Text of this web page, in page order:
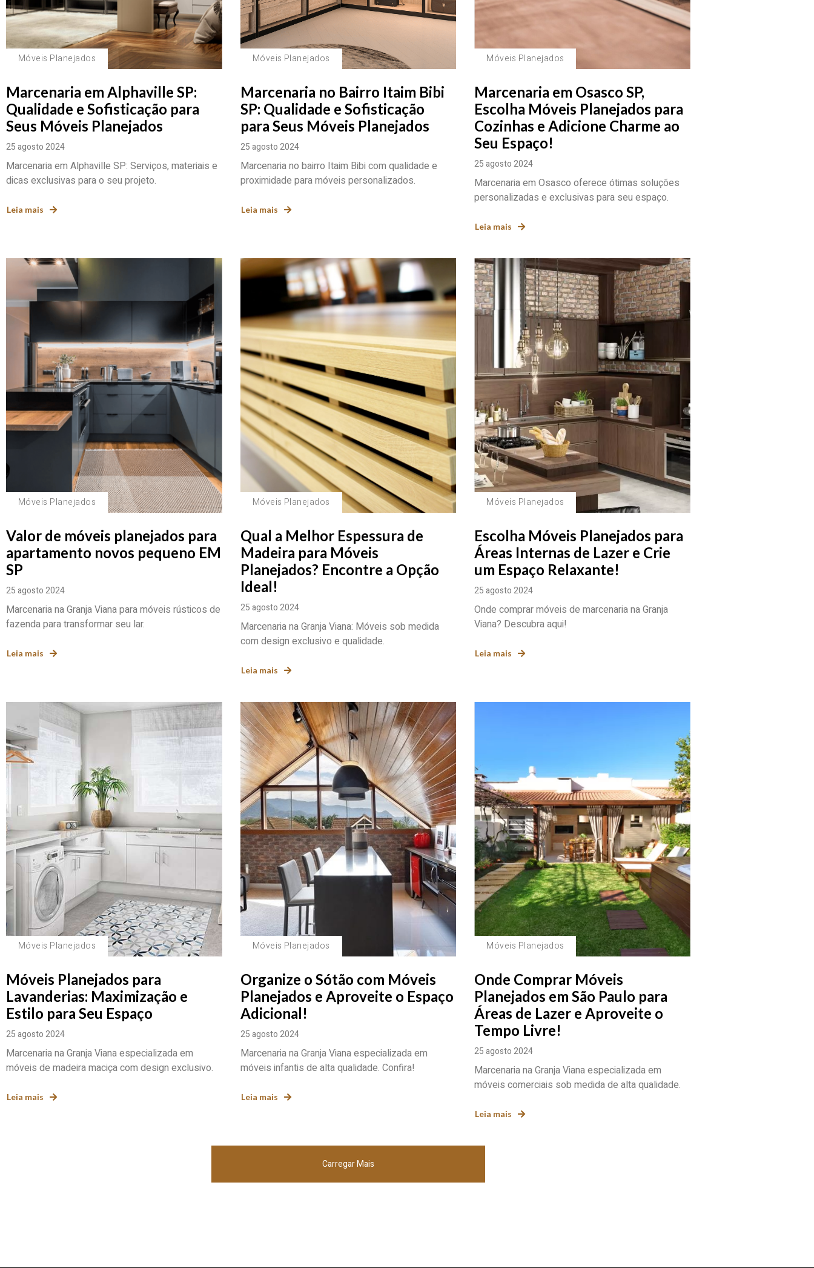
Móveis Planejados
Marcenaria em Alphaville SP:
Qualidade e Sofisticação para
Seus Móveis Planejados
25 agosto 2024
Marcenaria em Alphaville SP: Serviços, materiais e
dicas exclusivas para o seu projeto.
Leia mais
Móveis Planejados
Marcenaria no Bairro Itaim Bibi
SP: Qualidade e Sofisticação
para Seus Móveis Planejados
25 agosto 2024
Marcenaria no bairro Itaim Bibi com qualidade e
proximidade para móveis personalizados.
Leia mais
Móveis Planejados
Marcenaria em Osasco SP,
Escolha Móveis Planejados para
Cozinhas e Adicione Charme ao
Seu Espaço!
25 agosto 2024
Marcenaria em Osasco oferece ótimas soluções
personalizadas e exclusivas para seu espaço.
Leia mais
Móveis Planejados
Valor de móveis planejados para
apartamento novos pequeno EM
SP
25 agosto 2024
Marcenaria na Granja Viana para móveis rústicos de
fazenda para transformar seu lar.
Leia mais
Móveis Planejados
Qual a Melhor Espessura de
Madeira para Móveis
Planejados? Encontre a Opção
Ideal!
25 agosto 2024
Marcenaria na Granja Viana: Móveis sob medida
com design exclusivo e qualidade.
Leia mais
Móveis Planejados
Escolha Móveis Planejados para
Áreas Internas de Lazer e Crie
um Espaço Relaxante!
25 agosto 2024
Onde comprar móveis de marcenaria na Granja
Viana? Descubra aqui!
Leia mais
Móveis Planejados
Móveis Planejados para
Lavanderias: Maximização e
Estilo para Seu Espaço
25 agosto 2024
Marcenaria na Granja Viana especializada em
móveis de madeira maciça com design exclusivo.
Leia mais
Móveis Planejados
Organize o Sótão com Móveis
Planejados e Aproveite o Espaço
Adicional!
25 agosto 2024
Marcenaria na Granja Viana especializada em
móveis infantis de alta qualidade. Confira!
Leia mais
Móveis Planejados
Onde Comprar Móveis
Planejados em São Paulo para
Áreas de Lazer e Aproveite o
Tempo Livre!
25 agosto 2024
Marcenaria na Granja Viana especializada em
móveis comerciais sob medida de alta qualidade.
Leia mais
Carregar Mais